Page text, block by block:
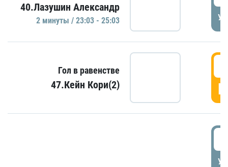
40.Лазушин Александр
2 минуты / 23:03 - 25:03
Гол в равенстве
47.Кейн Кори(2)